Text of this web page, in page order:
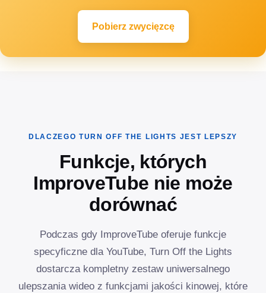
Pobierz zwycięzcę
DLACZEGO TURN OFF THE LIGHTS JEST LEPSZY
Funkcje, których
ImproveTube nie może
dorównać
Podczas gdy ImproveTube oferuje funkcje
specyficzne dla YouTube, Turn Off the Lights
dostarcza kompletny zestaw uniwersalnego
ulepszania wideo z funkcjami jakości kinowej, które